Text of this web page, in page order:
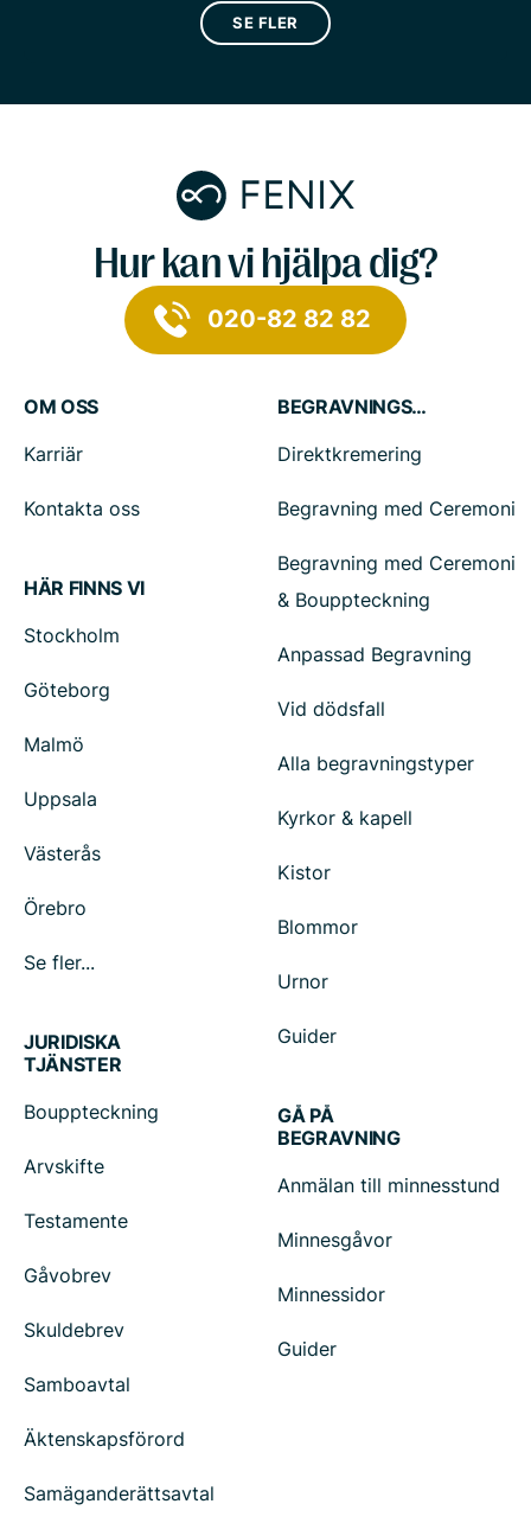
SE FLER
Hur kan vi hjälpa dig?
020-82 82 82
OM OSS
Karriär
Kontakta oss
HÄR FINNS VI
Stockholm
Göteborg
Malmö
Uppsala
Västerås
Örebro
Se fler...
BEGRAVNINGSTJÄNSTER
Direktkremering
Begravning med Ceremoni
Begravning med Ceremoni
& Bouppteckning
Anpassad Begravning
Vid dödsfall
Alla begravningstyper
Kyrkor & kapell
Kistor
Blommor
Urnor
Guider
JURIDISKA
TJÄNSTER
Bouppteckning
Arvskifte
Testamente
Gåvobrev
Skuldebrev
Samboavtal
Äktenskapsförord
Samäganderättsavtal
GÅ PÅ
BEGRAVNING
Anmälan till minnesstund
Minnesgåvor
Minnessidor
Guider